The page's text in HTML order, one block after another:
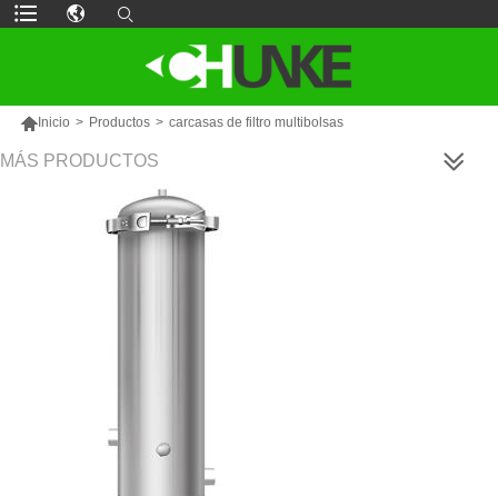
Inicio > Productos > carcasas de filtro multibolsas
MÁS PRODUCTOS